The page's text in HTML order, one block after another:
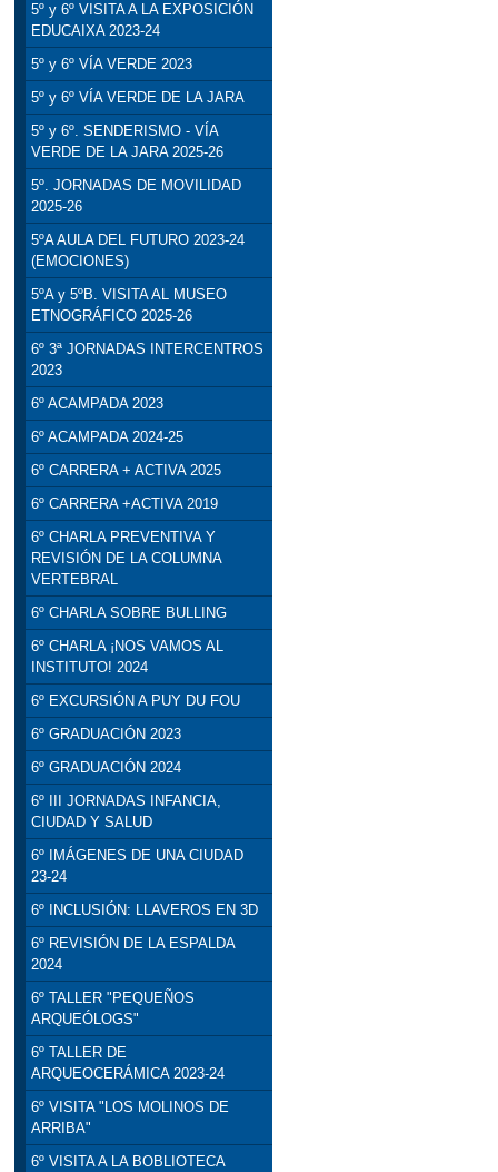
5º y 6º VISITA A LA EXPOSICIÓN
EDUCAIXA 2023-24
5º y 6º VÍA VERDE 2023
5º y 6º VÍA VERDE DE LA JARA
5º y 6º. SENDERISMO - VÍA
VERDE DE LA JARA 2025-26
5º. JORNADAS DE MOVILIDAD
2025-26
5ºA AULA DEL FUTURO 2023-24
(EMOCIONES)
5ºA y 5ºB. VISITA AL MUSEO
ETNOGRÁFICO 2025-26
6º 3ª JORNADAS INTERCENTROS
2023
6º ACAMPADA 2023
6º ACAMPADA 2024-25
6º CARRERA + ACTIVA 2025
6º CARRERA +ACTIVA 2019
6º CHARLA PREVENTIVA Y
REVISIÓN DE LA COLUMNA
VERTEBRAL
6º CHARLA SOBRE BULLING
6º CHARLA ¡NOS VAMOS AL
INSTITUTO! 2024
6º EXCURSIÓN A PUY DU FOU
6º GRADUACIÓN 2023
6º GRADUACIÓN 2024
6º III JORNADAS INFANCIA,
CIUDAD Y SALUD
6º IMÁGENES DE UNA CIUDAD
23-24
6º INCLUSIÓN: LLAVEROS EN 3D
6º REVISIÓN DE LA ESPALDA
2024
6º TALLER "PEQUEÑOS
ARQUEÓLOGS"
6º TALLER DE
ARQUEOCERÁMICA 2023-24
6º VISITA "LOS MOLINOS DE
ARRIBA"
6º VISITA A LA BOBLIOTECA